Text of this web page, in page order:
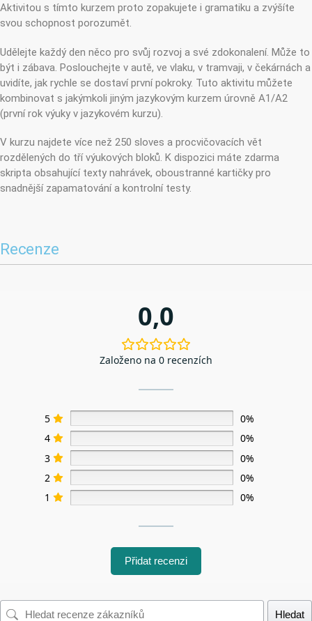
Aktivitou s tímto kurzem proto zopakujete i gramatiku a zvýšíte
svou schopnost porozumět.
Udělejte každý den něco pro svůj rozvoj a své zdokonalení. Může to
být i zábava. Poslouchejte v autě, ve vlaku, v tramvaji, v čekárnách a
uvidíte, jak rychle se dostaví první pokroky. Tuto aktivitu můžete
kombinovat s jakýmkoli jiným jazykovým kurzem úrovně A1/A2
(první rok výuky v jazykovém kurzu).
V kurzu najdete více než 250 sloves a procvičovacích vět
rozdělených do tří výukových bloků. K dispozici máte zdarma
skripta obsahující texty nahrávek, oboustranné kartičky pro
snadnější zapamatování a kontrolní testy.
Recenze
0,0
Založeno na 0 recenzích
5
0%
4
0%
3
0%
2
0%
1
0%
Přidat recenzi
Hledat